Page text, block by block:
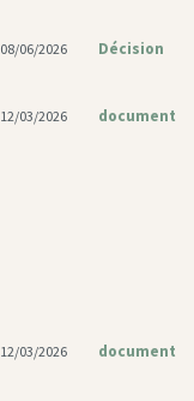
08/06/2026 Décision
12/03/2026 document
12/03/2026 document